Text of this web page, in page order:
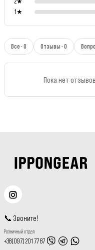
1★
Все · 0 Отзывы · 0
Пока нет
📞 Звоните!
Розничный отдел
+38(097) 201 77 87